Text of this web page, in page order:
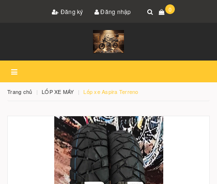
Đăng ký Đăng nhập 0
Trang chủ LỐP XE MÁY Lốp xe Aspira Terreno